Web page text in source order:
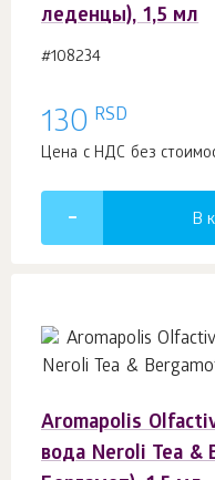
леденцы), 1,5 мл
#108234
130 RSD
Цена с НДС без
В
Aromapolis
вода Neroli Tea &